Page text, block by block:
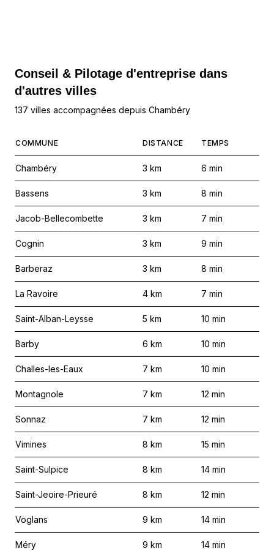
Conseil & Pilotage d'entreprise dans
d'autres villes
137 villes accompagnées depuis Chambéry
COMMUNE DISTANCE TEMPS
Chambéry 3 km 6 min
Bassens 3 km 8 min
Jacob-Bellecombette 3 km 7 min
Cognin 3 km 9 min
Barberaz 3 km 8 min
La Ravoire 4 km 7 min
Saint-Alban-Leysse 5 km 10 min
Barby 6 km 10 min
Challes-les-Eaux 7 km 10 min
Montagnole 7 km 12 min
Sonnaz 7 km 12 min
Vimines 8 km 15 min
Saint-Sulpice 8 km 14 min
Saint-Jeoire-Prieuré 8 km 12 min
Voglans 9 km 14 min
Méry 9 km 14 min